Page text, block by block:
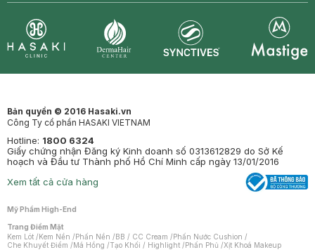
Bản quyền © 2016 Hasaki.vn
Công Ty cổ phần HASAKI VIETNAM
Hotline: 1800 6324
Giấy chứng nhận Đăng ký Kinh doanh số 0313612829 do Sở Kế
hoạch và Đầu tư Thành phố Hồ Chí Minh cấp ngày 13/01/2016
Xem tất cả cửa hàng
Mỹ Phẩm High-End
Trang Điểm Mặt
Kem Lót /Kem Nền /Phấn Nền /BB / CC Cream /Phấn Nước Cushion /
Che Khuyết Điểm /Má Hồng /Tạo Khối / Highlight /Phấn Phủ /Xịt Khoá Makeup